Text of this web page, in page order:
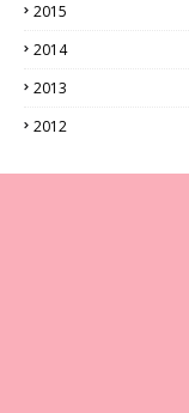
2015
2014
2013
2012